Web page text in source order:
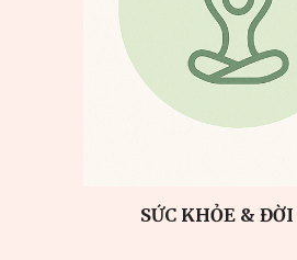
SỨC KHỎE & ĐỜI